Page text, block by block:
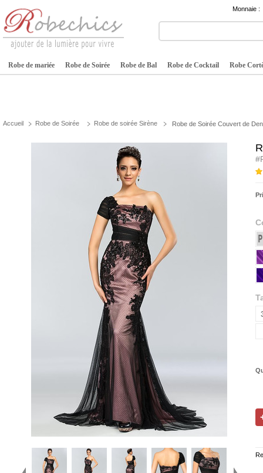
Monnaie :
Robe de mariée Robe de Soirée Robe de Bal Robe de Cocktail Robe
Accueil Robe de Soirée Robe de soirée Sirène Robe de Soirée Couvert de